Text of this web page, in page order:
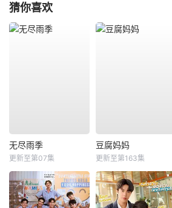
猜你喜欢
无尽雨季
更新至第07集
豆腐妈妈
更新至第163集